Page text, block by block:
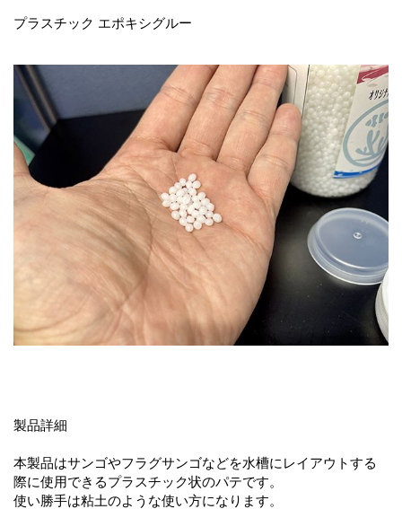
プラスチック エポキシグルー
製品詳細
本製品はサンゴやフラグサンゴなどを水槽にレイアウトする
際に使用できるプラスチック状のパテです。
使い勝手は粘土のような使い方になります。